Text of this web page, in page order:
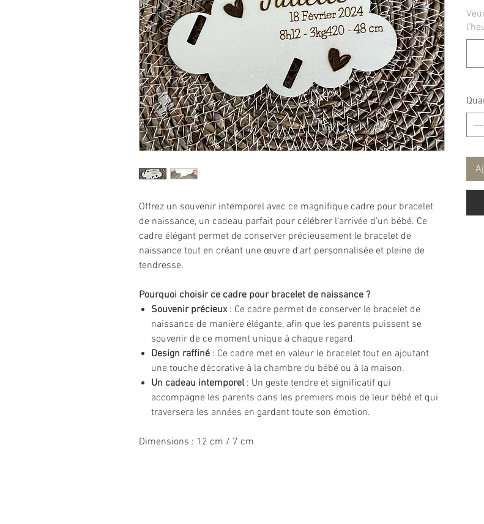
Offrez un souvenir intemporel avec ce magnifique cadre pour bracelet
de naissance, un cadeau parfait pour célébrer l’arrivée d’un bébé. Ce
cadre élégant permet de conserver précieusement le bracelet de
naissance tout en créant une œuvre d'art personnalisée et pleine de
tendresse.
Pourquoi choisir ce cadre pour bracelet de naissance ?
Souvenir précieux: Ce cadre permet de conserver le bracelet de
naissance de manière élégante, afin que les parents puissent se
souvenir de ce moment unique à chaque regard.
Design raffiné : Ce cadre met en valeur le bracelet tout en ajoutant
une touche décorative à la chambre du bébé ou à la maison.
Un cadeau intemporel: Un geste tendre et significatif qui
accompagne les parents dans les premiers mois de leur bébé et qui
traversera les années en gardant toute son émotion.
Dimensions : 12 cm / 7 cm